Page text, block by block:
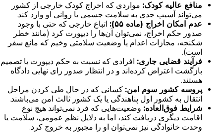
منافع عالیه کودک: مواردی که اخراج کودک خارجی از کشور
می‌تواند آسیب جدی به سلامت جسمی یا روانی او وارد کند.
عدم امکان اخراج (ماده ۵۵):
اتباع خارجی که حتی با وجود
صدور حکم اخراج، نمی‌توان آن‌ها را دیپورت کرد (مانند خطر
شکنجه، مجازات اعدام یا وضعیت سلامتی وخیم که مانع سفر
است).
فرآیند قضایی جاری: افرادی که نسبت به حکم دیپورت یا تصمیم
بازگشت اعتراض کرده‌اند و در انتظار صدور رای نهایی دادگاه
هستند.
پروسه کشور سوم امن: کسانی که در حال طی کردن مراحل
انتقال به کشور اول پناهندگی یا یک کشور ثالث امن می‌باشند.
شرایط فوق‌العاده: وضعیت‌هایی که فرد نمی‌تواند هیچ نوع
اقامت دیگری دریافت کند، اما به دلایل نظم عمومی، سلامت یا
وحدت خانوادگی نیز نمی‌توان او را مجبور به خروج کرد.